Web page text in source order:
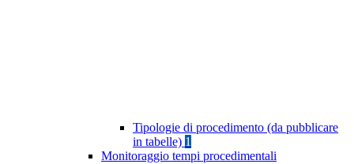
Tipologie di procedimento (da pubblicare
in tabelle) 1
Monitoraggio tempi procedimentali